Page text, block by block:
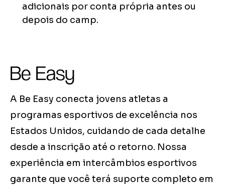
adicionais por conta própria antes ou
depois do camp.
Be Easy
A Be Easy conecta jovens atletas a
programas esportivos de excelência nos
Estados Unidos, cuidando de cada detalhe
desde a inscrição até o retorno. Nossa
experiência em intercâmbios esportivos
garante que você terá suporte completo em